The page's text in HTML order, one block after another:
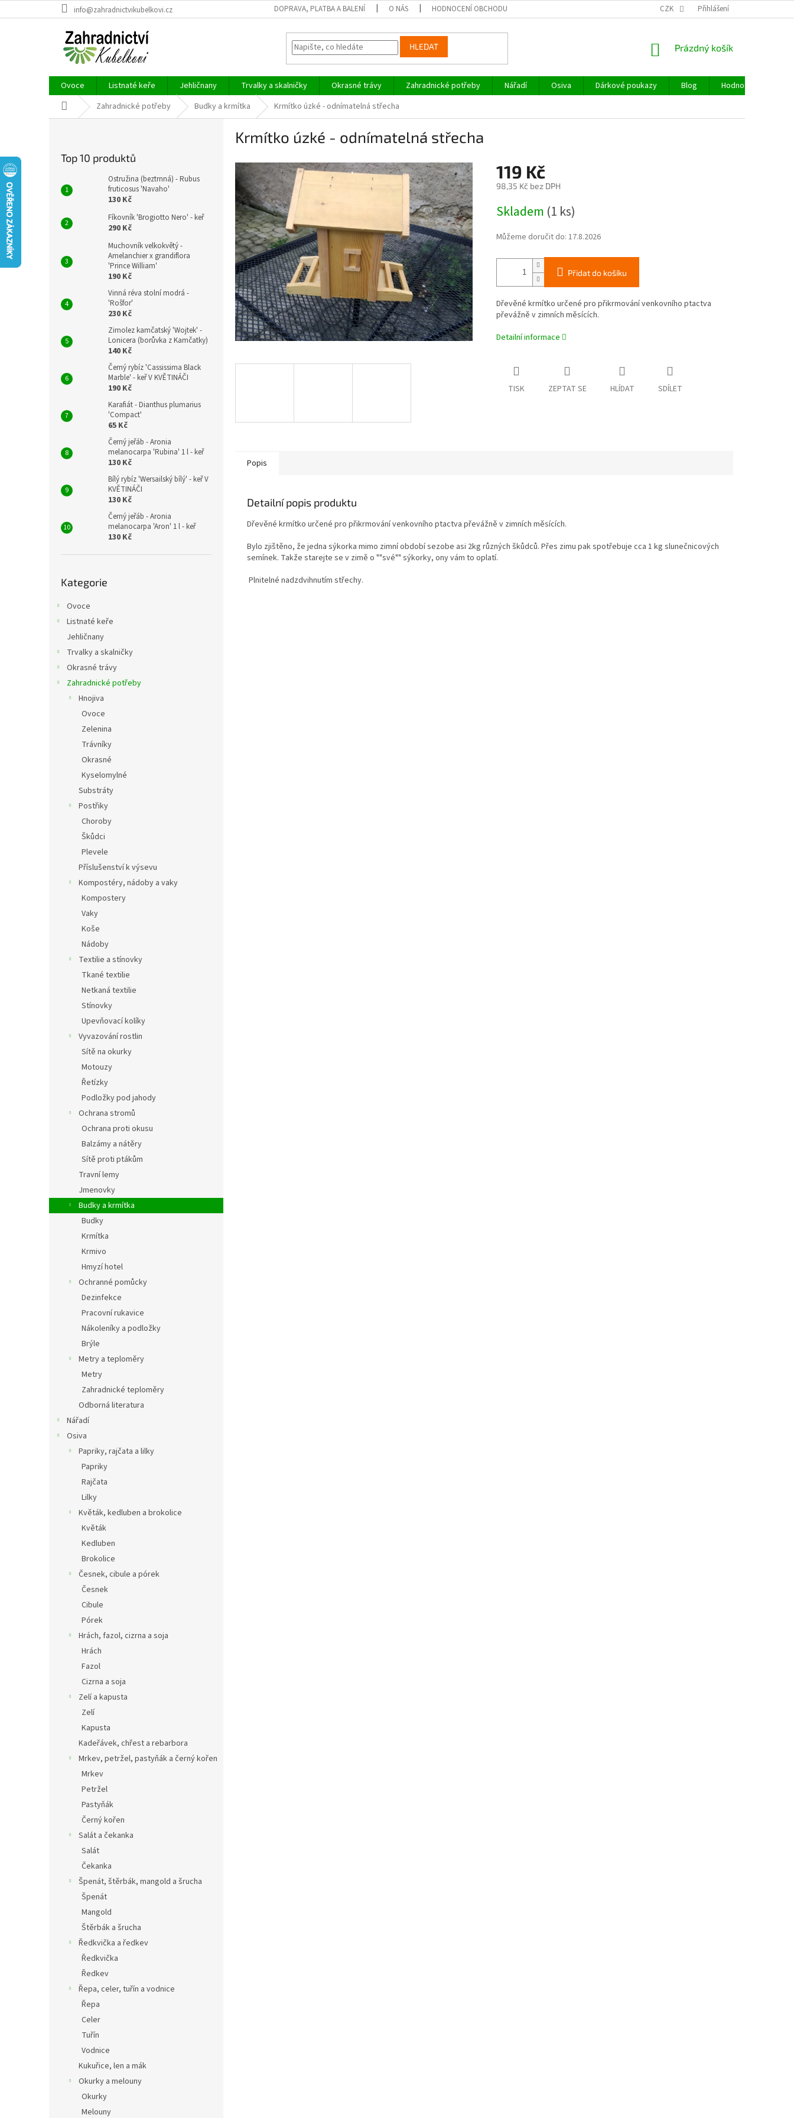
na
info@zahradnictvikubelkovi.cz DOPRAVA, PLATBA A BALENÍ O NÁS HODNOCENÍ OBCHODU CZK Přihlášení
HLEDAT
NÁKUPNÍ
Prázdný košík
Ovoce Listnaté keře Jehličnany Trvalky a skalničky Okrasné trávy Zahradnické potřeby Nářadí Osiva Dárkové poukazy Blog
Hodnocení obchodu
Domů Zahradnické potřeby Budky a krmítka Krmítko úzké - odnímatelná střecha
Top 10 produktů
Ostružina (beztrnná) - Rubus
fruticosus 'Navaho'
130 Kč
Fíkovník 'Brogiotto Nero' - keř
290 Kč
Muchovník velkokvětý -
Amelanchier x grandiflora
'Prince William'
190 Kč
Vinná réva stolní modrá -
'Rošfor'
230 Kč
Zimolez kamčatský 'Wojtek' -
Lonicera (borůvka z Kamčatky)
140 Kč
Černý rybíz 'Cassissima Black
Marble' - keř V KVĚTINÁČI
190 Kč
Karafiát - Dianthus plumarius
'Compact'
65 Kč
Černý jeřáb - Aronia
melanocarpa 'Rubina' 1 l - keř
130 Kč
Bílý rybíz 'Wersailský bílý' - keř V
KVĚTINÁČI
130 Kč
Černý jeřáb - Aronia
melanocarpa 'Aron' 1 l - keř
130 Kč
kategorie
Kategorie
Ovoce
Listnaté keře
Jehličnany
Trvalky a skalničky
Okrasné trávy
Zahradnické potřeby
Hnojiva
Ovoce
Zelenina
Trávníky
Okrasné
Kyselomylné
Substráty
Postřiky
Choroby
Škůdci
Plevele
Příslušenství k výsevu
Kompostéry, nádoby a vaky
Kompostery
Vaky
Koše
Nádoby
Textilie a stínovky
Tkané textilie
Netkaná textilie
Stínovky
Upevňovací kolíky
Vyvazování rostlin
Sítě na okurky
Motouzy
Řetízky
Podložky pod jahody
Ochrana stromů
Ochrana proti okusu
Balzámy a nátěry
Sítě proti ptákům
Travní lemy
Jmenovky
Budky a krmítka
Budky
Krmítka
Krmivo
Hmyzí hotel
Ochranné pomůcky
Dezinfekce
Pracovní rukavice
Nákoleníky a podložky
Brýle
Metry a teploměry
Metry
Zahradnické teploměry
Odborná literatura
Nářadí
Osiva
Papriky, rajčata a lilky
Papriky
Rajčata
Lilky
Květák, kedluben a brokolice
Květák
Kedluben
Brokolice
Česnek, cibule a pórek
Česnek
Cibule
Pórek
Hrách, fazol, cizrna a soja
Hrách
Fazol
Cizrna a soja
Zelí a kapusta
Zelí
Kapusta
Kadeřávek, chřest a rebarbora
Mrkev, petržel, pastyňák a černý kořen
Mrkev
Petržel
Pastyňák
Černý kořen
Salát a čekanka
Salát
Čekanka
Špenát, štěrbák, mangold a šrucha
Špenát
Mangold
Štěrbák a šrucha
Ředkvička a ředkev
Ředkvička
Ředkev
Řepa, celer, tuřín a vodnice
Řepa
Celer
Tuřín
Vodnice
Kukuřice, len a mák
Okurky a melouny
Okurky
Melouny
Krmítko úzké - odnímatelná střecha
119 Kč
98,35 Kč bez DPH
cena:
Skladem (1 ks)
Můžeme doručit do: 17.8.2026
Přidat do košíku
Dřevěné krmítko určené pro přikrmování venkovního ptactva
převážně v zimních měsících.
Detailní informace
TISK ZEPTAT SE HLÍDAT SDÍLET
Popis
Detailní popis produktu
Dřevěné krmítko určené pro přikrmování venkovního ptactva převážně v zimních měsících.
Bylo zjištěno, že jedna sýkorka mimo zimní období sezobe asi 2kg různých škůdců. Přes zimu pak spotřebuje cca 1 kg slunečnicových
semínek. Takže starejte se v zimě o ""své"" sýkorky, ony vám to oplatí.
Plnitelné nadzdvihnutím střechy.